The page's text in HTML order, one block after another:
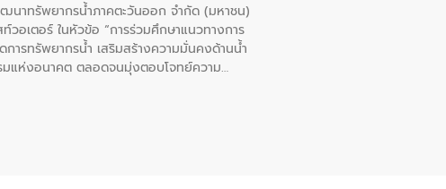
นาทรัพยากรน้ำภาคตะวันออก จำกัด (มหาชน)
เตอร์ ในหัวข้อ “การร่วมศึกษาแนวทางการ
การทรัพยากรน้ำ เสริมสร้างความมั่นคงด้านน้ำ
มแห่งอนาคต ตลอดจนมุ่งตอบโจทย์ความ
วามร่วมมือในครั้งนี้เป็นการดึงจุดแข็งและ